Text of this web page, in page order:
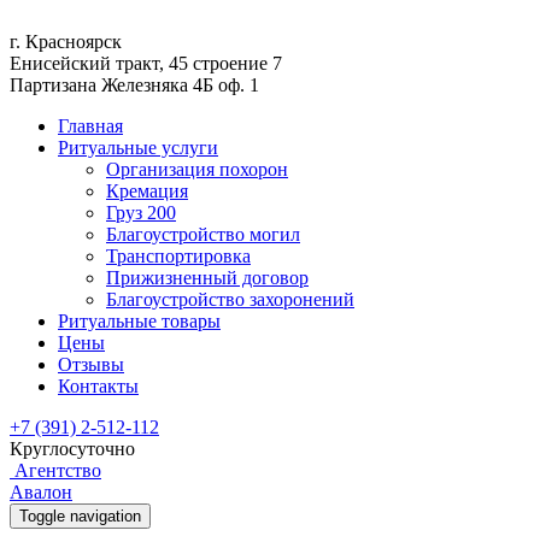
г. Красноярск
Енисейский тракт, 45 строение 7
Партизана Железняка 4Б оф. 1
Главная
Ритуальные услуги
Организация похорон
Кремация
Груз 200
Благоустройство могил
Транспортировка
Прижизненный договор
Благоустройство захоронений
Ритуальные товары
Цены
Отзывы
Контакты
+7 (391) 2-512-112
Круглосуточно
Агентство
Авалон
Toggle navigation